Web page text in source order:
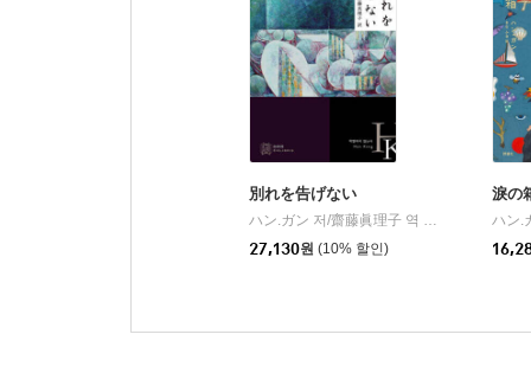
別れを告げない
ハン.ガン 저/齋藤眞理子 역 | 白水社
27,130원 (10% 할인)
淚の
ハン.